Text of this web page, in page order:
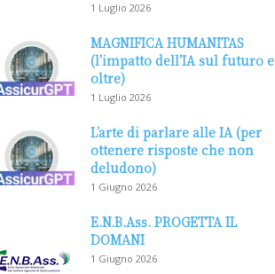
1 Luglio 2026
MAGNIFICA HUMANITAS
(l’impatto dell’IA sul futuro e
oltre)
1 Luglio 2026
L’arte di parlare alle IA (per
ottenere risposte che non
deludono)
1 Giugno 2026
E.N.B.Ass. PROGETTA IL
DOMANI
1 Giugno 2026